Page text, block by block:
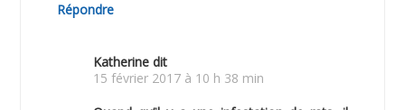
Répondre
Katherine dit
15 février 2017 à 10 h 38 min